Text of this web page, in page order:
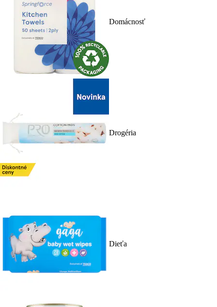
Domácnosť
Drogéria
Dieťa